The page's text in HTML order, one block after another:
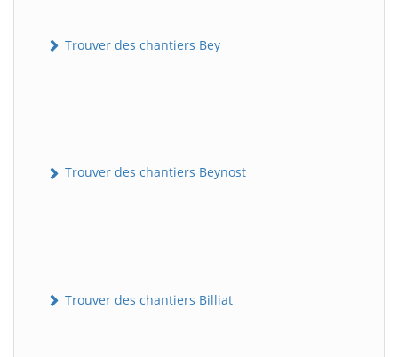
Trouver des chantiers Bey
Trouver des chantiers Beynost
Trouver des chantiers Billiat